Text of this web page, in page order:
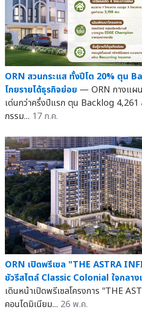
ORN สวนกระแส ทั้งปีโต 20% ตุน
โกยรายได้ธุรกิจย่อย — ORN กางแผ
เด่นกว่าครึ่งปีแรก ตุน Backlog 4,261
กรรม... 17 ก.ค.
ORN เปิดพรีเซล "THE ASTRA
ชัวรีสไตล์ Classic Colonial ใจกลาง
เดินหน้าเปิดพรีเซลโครงการ "THE
คอนโดมิเนียม... 26 พ.ค.